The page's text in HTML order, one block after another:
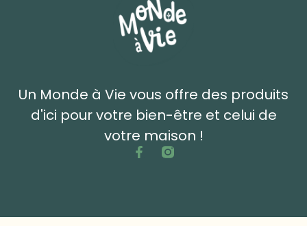
Un Monde à Vie vous offre des produits
d'ici pour votre bien-être et celui de
votre maison !